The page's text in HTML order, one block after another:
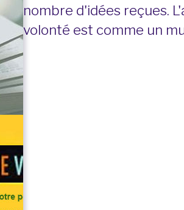
nombre d'idées reçues.
volonté est comme un